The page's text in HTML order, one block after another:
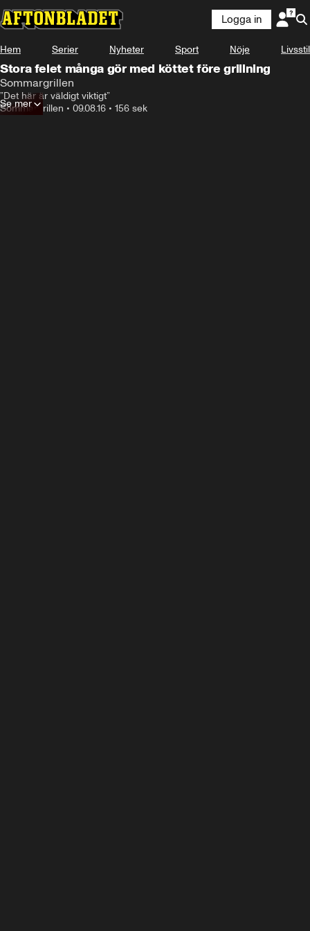
Logga in
Hem Serier Nyheter Sport Nöje Livsstil
Stora felet många gör med köttet före grillning
Sommargrillen
”Det här är väldigt viktigt”
Sommargrillen • 09.08.16 • 156 sek
Se mer